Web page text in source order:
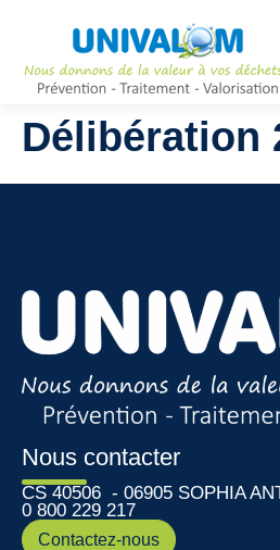
Délibération
Nous contacter
CS 40506 - 06905 SOPHIA
0 800 229 217
Contactez-nous